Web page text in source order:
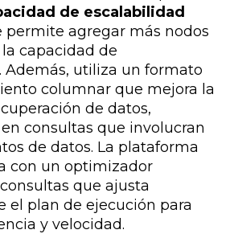
de escalabilidad
permite agregar más nodos
capacidad de
Además, utiliza un formato
columnar que mejora la
de datos,
consultas que involucran
de datos. La plataforma
con un optimizador
que ajusta
el plan de ejecución para
y velocidad.